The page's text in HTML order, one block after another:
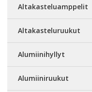
Altakasteluamppelit
Altakasteluruukut
Alumiinihyllyt
Alumiiniruukut